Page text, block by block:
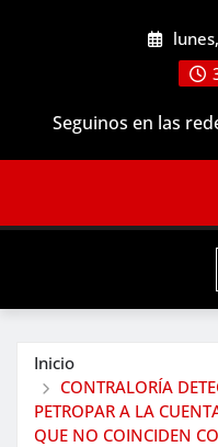
Seguinos en las
Inicio
CONTRALORÍA
PETROPAR A LA
QUE NO COINCIDEN